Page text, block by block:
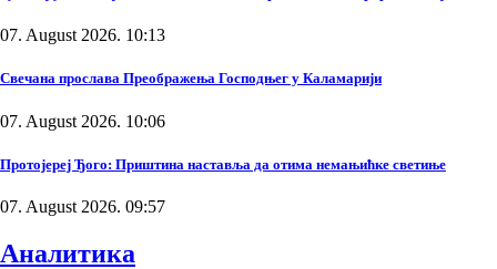
07. August 2026. 10:13
Свечана прослава Преображења Господњег у Каламарији
07. August 2026. 10:06
Протојереј Ђого: Приштина наставља да отима немањићке светиње
07. August 2026. 09:57
Аналитика